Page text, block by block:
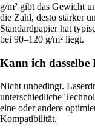
g/m² gibt das Gewicht
die Zahl, desto stärker
Standardpapier hat
bei 90–120 g/m² liegt.
Kann ich
Nicht unbedingt.
unterschiedliche
eine oder andere
Kompatibilität.